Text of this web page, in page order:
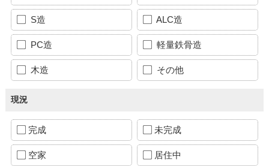
S造 ALC造
PC造 軽量鉄骨造
木造 その他
現況
完成 未完成
空家 居住中